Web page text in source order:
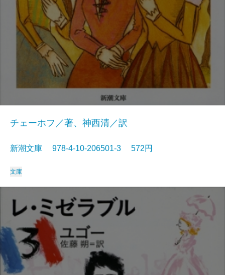
チェーホフ／著、神西清／訳
新潮文庫 978-4-10-206501-3 572円
文庫